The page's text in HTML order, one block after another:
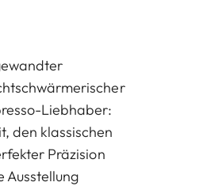
Liebhaber:
den klassischen
Präzision
Ausstellung